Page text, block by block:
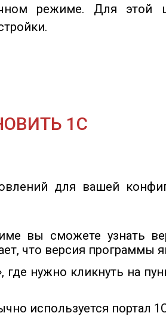
режиме. Для этой
1С
для вашей
вы сможете узнать
что версия программы
нужно кликнуть на
используется портал